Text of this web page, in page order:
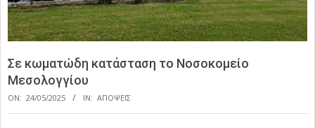
Σε κωματώδη κατάσταση το Νοσοκομείο
Μεσολογγίου
ON: 24/05/2025 IN: ΑΠΟΨΕΙΣ